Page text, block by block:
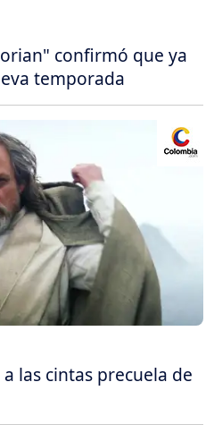
confirmó que ya
temporada
las cintas precuela de